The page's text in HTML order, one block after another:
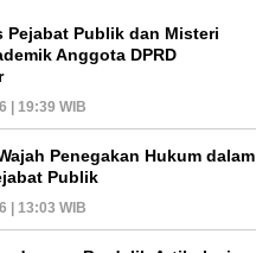
Pejabat Publik dan Misteri
Anggota DPRD
| 19:39 WIB
Penegakan Hukum dalam
Publik
| 13:03 WIB